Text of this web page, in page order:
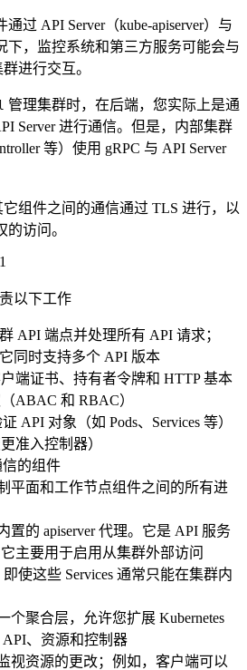
过 API Server（kube-apiserver）与
下，监控系统和第三方服务可能会与
进行交互。
​ 管理集群时，在后端，您实际上是通
Server 进行通信。但是，内部集群
等）使用 gRPC 与 API Server
它组件之间的通信通过 TLS 进行，以
访问。
责以下工作
API 端点并处理所有 API 请求；
同时支持多个 API 版本
端证书、持有者令牌和 HTTP 基本
ABAC 和 RBAC）
API 对象（如 Pods、Services 等）
准入控制器）
信的组件
平面和工作节点组件之间的所有进
置的 apiserver 代理。它是 API 服务
主要用于启用从集群外部访问
即使这些 Services 通常只能在集群内
个聚合层，允许您扩展 Kubernetes
、资源和控制器
视资源的更改；例如，客户端可以